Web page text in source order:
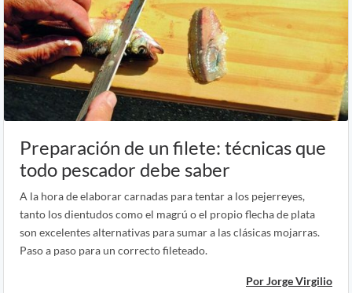
Preparación de un filete: técnicas que
todo pescador debe saber
A la hora de elaborar carnadas para tentar a los pejerreyes,
tanto los dientudos como el magrú o el propio flecha de plata
son excelentes alternativas para sumar a las clásicas mojarras.
Paso a paso para un correcto fileteado.
Por Jorge Virgilio